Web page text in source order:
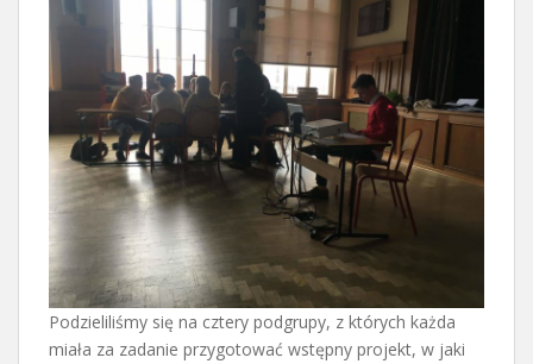
Podzieliliśmy się na cztery podgrupy, z których każda
miała za zadanie przygotować wstępny projekt, w jaki